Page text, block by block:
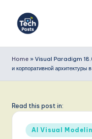
Перейти
e
c
P
Home » Visual Paradigm
и корпоративной архитектуры
Read this post in:
Опубликовано
AI Visual